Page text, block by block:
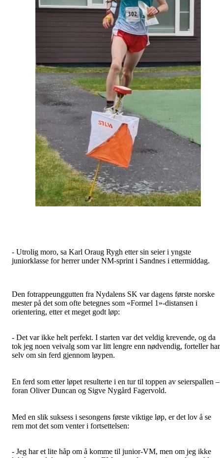
- Utrolig moro, sa Karl Oraug Rygh etter sin seier i yngste
juniorklasse for herrer under NM-sprint i Sandnes i ettermiddag.
Den fotrappeunggutten fra Nydalens SK var dagens første norske
mester på det som ofte betegnes som «Formel 1»-distansen i
orientering, etter et meget godt løp:
- Det var ikke helt perfekt. I starten var det veldig krevende, og da
tok jeg noen veivalg som var litt lengre enn nødvendig, forteller
selv om sin ferd gjennom løypen.
En ferd som etter løpet resulterte i en tur til toppen av seierspallen –
foran Oliver Duncan og Sigve Nygård Fagervold.
Med en slik suksess i sesongens første viktige løp, er det lov å se
rem mot det som venter i fortsettelsen:
- Jeg har et lite håp om å komme til junior-VM, men om jeg ikke